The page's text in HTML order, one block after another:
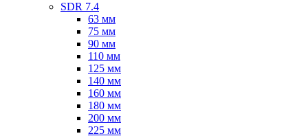
SDR 7.4
63 мм
75 мм
90 мм
110 мм
125 мм
140 мм
160 мм
180 мм
200 мм
225 мм